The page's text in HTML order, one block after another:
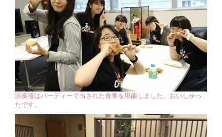
演奏後はパーティーで出された食事を堪能しました。おいしかっ
たです。